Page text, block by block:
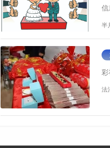
现金，当时就交付给那个被告
元。在同一天之内，这个原告
办理结婚手续后，双方按
海共同生活。然而仅几天后，
信
半
彩
法